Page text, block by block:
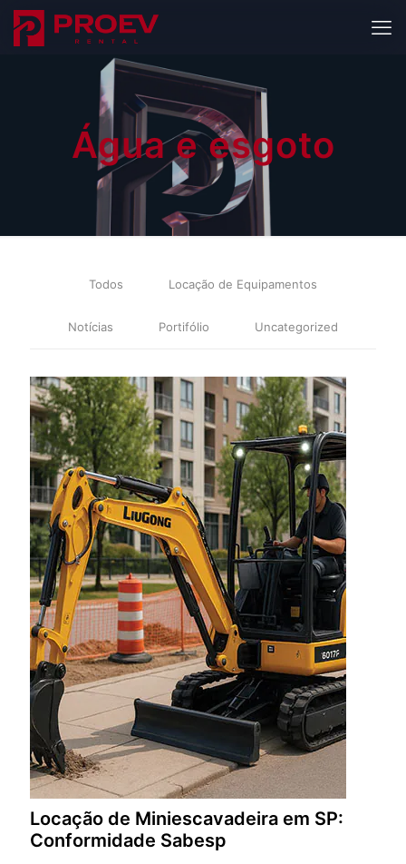
Água e esgoto
Todos Locação de Equipamentos
Notícias Portifólio Uncategorized
Locação de Miniescavadeira em SP:
Conformidade Sabesp